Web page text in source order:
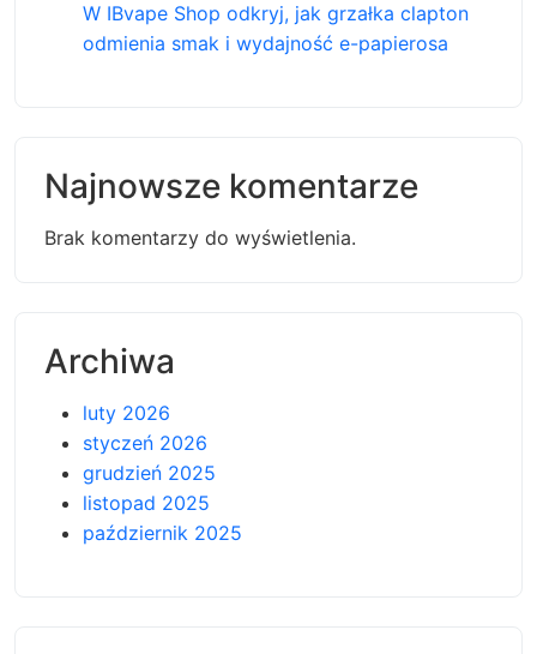
W IBvape Shop odkryj, jak grzałka clapton
odmienia smak i wydajność e-papierosa
Najnowsze komentarze
Brak komentarzy do wyświetlenia.
Archiwa
luty 2026
styczeń 2026
grudzień 2025
listopad 2025
październik 2025